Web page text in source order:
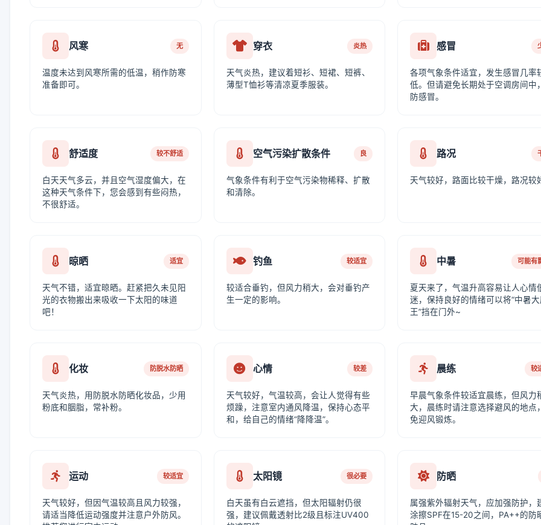
风寒 无
温度未达到风寒所需的低温，稍作防寒
准备即可。
穿衣 炎热
天气炎热，建议着短衫、短裙、短裤、
薄型T恤衫等清凉夏季服装。
感冒
各项气象条件适宜，发生感冒几率
低。但请避免长期处于空调房间中
防感冒。
舒适度 较不舒适
白天天气多云，并且空气湿度偏大，在
这种天气条件下，您会感到有些闷热，
不很舒适。
空气污染扩散条件 良
气象条件有利于空气污染物稀释、扩散
和清除。
路况
天气较好，路面比较干燥，路况较
晾晒 适宜
天气不错，适宜晾晒。赶紧把久未见阳
光的衣物搬出来吸收一下太阳的味道
吧！
钓鱼 较适宜
较适合垂钓，但风力稍大，会对垂钓产
生一定的影响。
中暑 可能有
夏天来了，气温升高容易让人心情
迷，保持良好的情绪可以将“中暑
王”挡在门外~
化妆 防脱水防晒
天气炎热，用防脱水防晒化妆品，少用
粉底和胭脂，常补粉。
心情 较差
天气较好，气温较高，会让人觉得有些
烦躁，注意室内通风降温，保持心态平
和，给自己的情绪“降降温”。
晨练 较
早晨气象条件较适宜晨练，但风力
大，晨练时请注意选择避风的地点
免迎风锻炼。
运动 较适宜
天气较好，但因气温较高且风力较强，
请适当降低运动强度并注意户外防风。
太阳镜 很必要
白天虽有白云遮挡，但太阳辐射仍很
强，建议佩戴透射比2级且标注UV400
防晒
属强紫外辐射天气，应加强防护，
涂擦SPF在15-20之间，PA++的防